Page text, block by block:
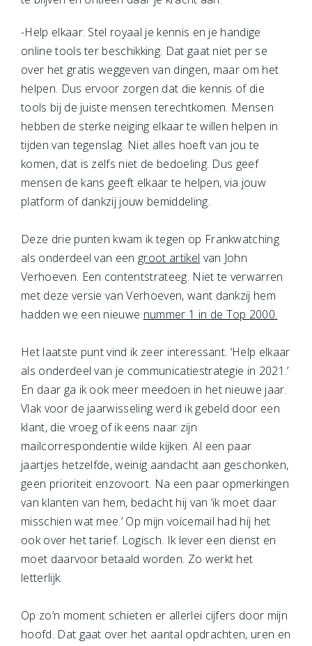
-Help elkaar. Stel royaal je kennis en je handige
online tools ter beschikking. Dat gaat niet per se
over het gratis weggeven van dingen, maar om het
helpen. Dus ervoor zorgen dat die kennis of die
tools bij de juiste mensen terechtkomen. Mensen
hebben de sterke neiging elkaar te willen helpen in
tijden van tegenslag. Niet alles hoeft van jou te
komen, dat is zelfs niet de bedoeling. Dus geef
mensen de kans geeft elkaar te helpen, via jouw
platform of dankzij jouw bemiddeling.
Deze drie punten kwam ik tegen op Frankwatching
als onderdeel van een groot artikel van John
Verhoeven. Een contentstrateeg. Niet te verwarren
met deze versie van Verhoeven, want dankzij hem
hadden we een nieuwe nummer 1 in de Top 2000.
Het laatste punt vind ik zeer interessant. ‘Help elkaar
als onderdeel van je communicatiestrategie in 2021.’
En daar ga ik ook meer meedoen in het nieuwe jaar.
Vlak voor de jaarwisseling werd ik gebeld door een
klant, die vroeg of ik eens naar zijn
mailcorrespondentie wilde kijken. Al een paar
jaartjes hetzelfde, weinig aandacht aan geschonken,
geen prioriteit enzovoort. Na een paar opmerkingen
van klanten van hem, bedacht hij van ‘ik moet daar
misschien wat mee.’ Op mijn voicemail had hij het
ook over het tarief. Logisch. Ik lever een dienst en
moet daarvoor betaald worden. Zo werkt het
letterlijk.
Op zo’n moment schieten er allerlei cijfers door mijn
hoofd. Dat gaat over het aantal opdrachten, uren en